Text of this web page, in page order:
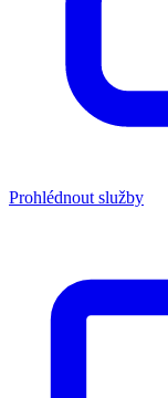
Prohlédnout služby